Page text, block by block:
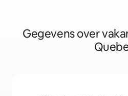
Gegevens over